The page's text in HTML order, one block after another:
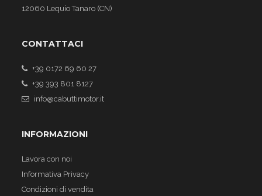
12060 Lequio Tanaro (CN)
CONTATTACI
+39 0172 69 60 27
+39 393 801 8127
info@cabuttimotor.it
INFORMAZIONI
Lavora con noi
Informativa Privacy
Condizioni di vendita